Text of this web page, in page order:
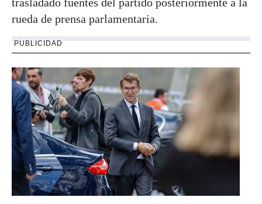
rueda de prensa parlamentaria.
PUBLICIDAD